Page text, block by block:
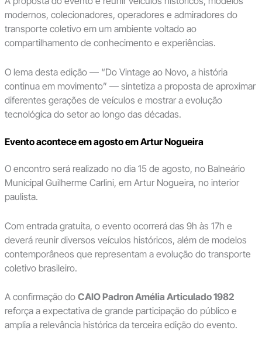
modernos, colecionadores, operadores e admiradores do
transporte coletivo em um ambiente voltado ao
compartilhamento de conhecimento e experiências.
O lema desta edição — “Do Vintage ao Novo, a história
continua em movimento” — sintetiza a proposta de aproximar
diferentes gerações de veículos e mostrar a evolução
tecnológica do setor ao longo das décadas.
Evento acontece em agosto em Artur Nogueira
O encontro será realizado no dia 15 de agosto, no Balneário
Municipal Guilherme Carlini, em Artur Nogueira, no interior
paulista.
Com entrada gratuita, o evento ocorrerá das 9h às 17h e
deverá reunir diversos veículos históricos, além de modelos
contemporâneos que representam a evolução do transporte
coletivo brasileiro.
A confirmação do CAIO Padron Amélia Articulado 1982
reforça a expectativa de grande participação do público e
amplia a relevância histórica da terceira edição do evento.